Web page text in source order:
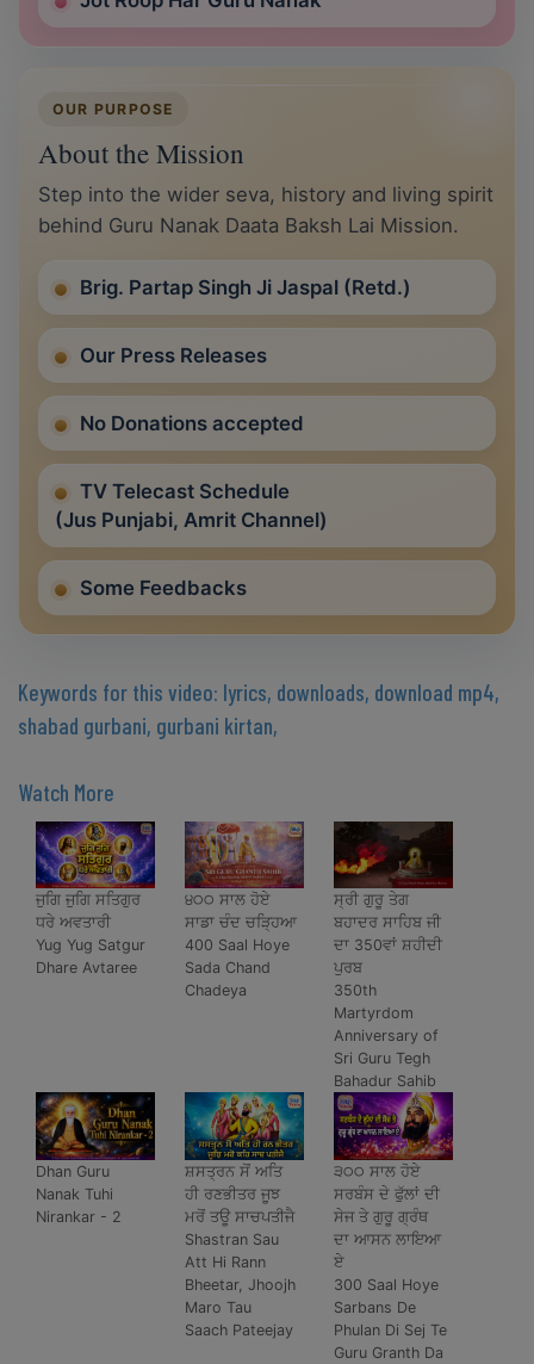
OUR PURPOSE
About the Mission
Step into the wider seva, history and living spirit
behind Guru Nanak Daata Baksh Lai Mission.
Brig. Partap Singh Ji Jaspal (Retd.)
Our Press Releases
No Donations accepted
TV Telecast Schedule
(Jus Punjabi, Amrit Channel)
Some Feedbacks
Keywords for this video: lyrics, downloads, download mp4,
shabad gurbani, gurbani kirtan,
Watch More
ਜੁਗਿ ਜੁਗਿ ਸਤਿਗੁਰ
ਧਰੇ ਅਵਤਾਰੀ
Yug Yug Satgur
Dhare Avtaree
੪੦੦ ਸਾਲ ਹੋਏ
ਸਾਡਾ ਚੰਦ ਚੜ੍ਹਿਆ
400 Saal Hoye
Sada Chand
Chadeya
ਸ੍ਰੀ ਗੁਰੂ ਤੇਗ
ਬਹਾਦਰ ਸਾਹਿਬ ਜੀ
ਦਾ 350ਵਾਂ ਸ਼ਹੀਦੀ
ਪੁਰਬ
350th
Martyrdom
Anniversary of
Sri Guru Tegh
Bahadur Sahib
Dhan Guru
Nanak Tuhi
Nirankar - 2
ਸ਼ਸਤ੍ਰਨ ਸੋਂ ਅਤਿ
ਹੀ ਰਣਭੀਤਰ ਜੂਝ
ਮਰੋਂ ਤਊ ਸਾਚਪਤੀਜੈ
Shastran Sau
Att Hi Rann
Bheetar, Jhoojh
Maro Tau
Saach Pateejay
੩੦੦ ਸਾਲ ਹੋਏ
ਸਰਬੰਸ ਦੇ ਫੁੱਲਾਂ ਦੀ
ਸੇਜ ਤੇ ਗੁਰੂ ਗ੍ਰੰਥ
ਦਾ ਆਸਨ ਲਾਇਆ
ਏ
300 Saal Hoye
Sarbans De
Phulan Di Sej Te
Guru Granth Da